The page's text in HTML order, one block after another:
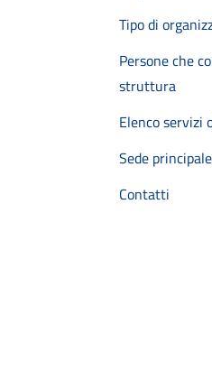
Tipo di
Persone che
struttura
Elenco servizi
Sede principale
Contatti